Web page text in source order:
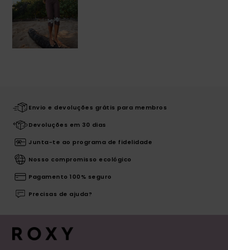
Envio e devoluções grátis para membros
Devoluções em 30 dias
Junta-te ao programa de fidelidade
Nosso compromisso ecológico
Pagamento 100% seguro
Precisas de ajuda?